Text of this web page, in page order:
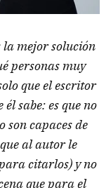
mejor solución
personas muy
que el escritor
sabe: es que no
son capaces de
al autor le
citarlos) y no
que para el